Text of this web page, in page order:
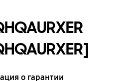
о гарантии